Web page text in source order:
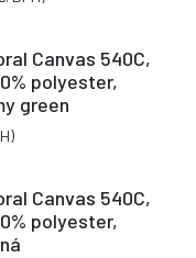
Canvas 540C,
polyester,
green
Canvas 540C,
polyester,